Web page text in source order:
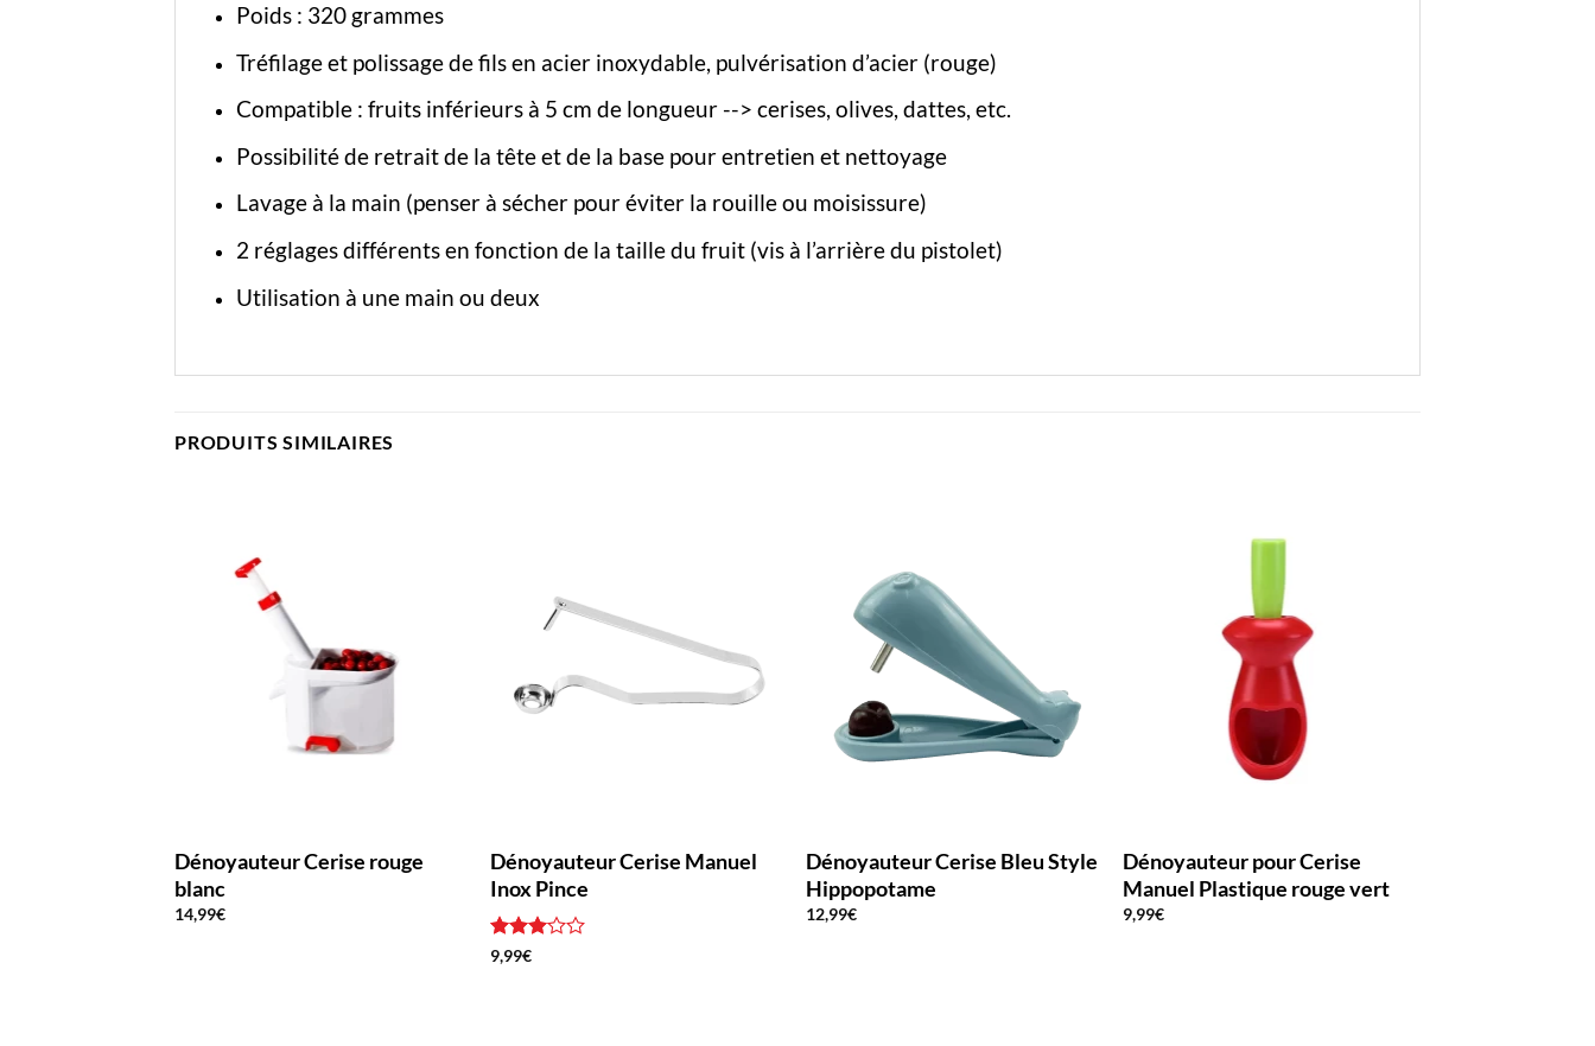
Poids : 320 grammes
Tréfilage et polissage de fils en acier inoxydable, pulvérisation d’acier (rouge)
Compatible : fruits inférieurs à 5 cm de longueur --> cerises, olives, dattes, etc.
Possibilité de retrait de la tête et de la base pour entretien et nettoyage
Lavage à la main (penser à sécher pour éviter la rouille ou moisissure)
2 réglages différents en fonction de la taille du fruit (vis à l’arrière du pistolet)
Utilisation à une main ou deux
PRODUITS SIMILAIRES
Dénoyauteur Cerise rouge
blanc
14,99€
Dénoyauteur Cerise Manuel
Inox Pince
Note
9,99€
Dénoyauteur Cerise Bleu Style
Hippopotame
12,99€
Dénoyauteur pour Cerise
Manuel Plastique rouge vert
9,99€